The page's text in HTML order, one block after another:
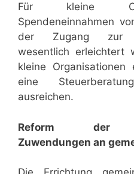
Für kleine
Spendeneinnahmen
der Zugang zur
wesentlich erleichtert
kleine Organisationen
eine
ausreichen.
Reform der
Zuwendungen an